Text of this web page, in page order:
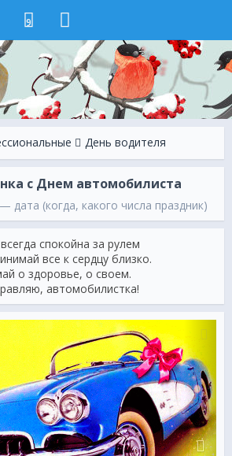
9
День водителя
с Днем автомобилиста
дата (когда, какого числа праздник)
спокойна за рулем
все к сердцу близко.
о здоровье, о своем.
автомобилистка!